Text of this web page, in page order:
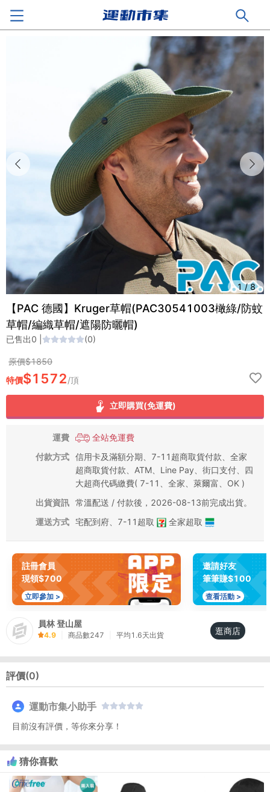
1 /8
【PAC 德國】Kruger草帽(PAC30541003橄綠/防蚊
草帽/編織草帽/遮陽防曬帽)
已售出0 (0)
原價$1850
特價$1572/頂
立即購買(免運費)
運費
全站免運費
付款方式 信用卡及滿額分期、7-11超商取貨付款、全家
超商取貨付款、ATM、Line Pay、街口支付、四
大超商代碼繳費( 7-11、全家、萊爾富、OK )
出貨資訊 常溫配送 / 付款後，2026-08-13前完成出貨。
運送方式 宅配到府 7-11超取 全家超取
註冊會員
現領$700
立即參加 >
邀請好友
筆筆賺$100
查看活動 >
員林 登山屋
4.9 商品數247 平均 1.6天出貨 逛商店
評價(0)
運動市集小助手
目前沒有評價，等你來分享！
猜你喜歡